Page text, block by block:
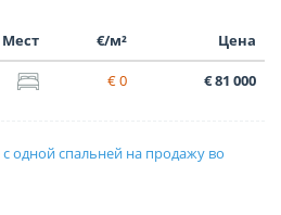
Мест €/м² Цена
€ 0 € 81 000
с одной спальней на продажу во